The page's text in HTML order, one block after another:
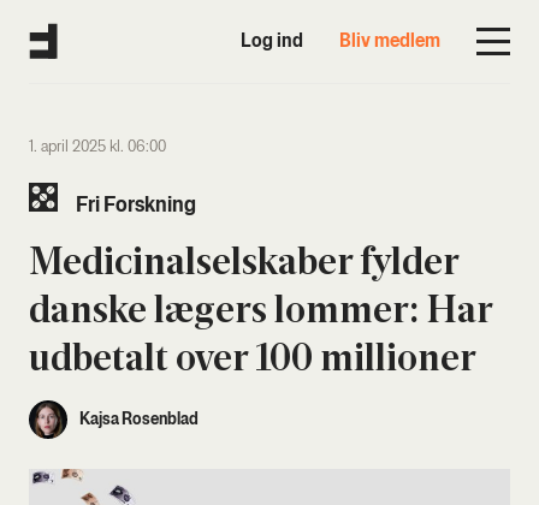
Log ind Bliv medlem
1. april 2025 kl. 06:00
Fri Forsk­ning
Medi­ci­nal­sel­ska­ber fyl­der
dan­ske lægers lom­mer: Har
udbe­talt over 100 mil­li­o­ner
Kajsa Rosenblad